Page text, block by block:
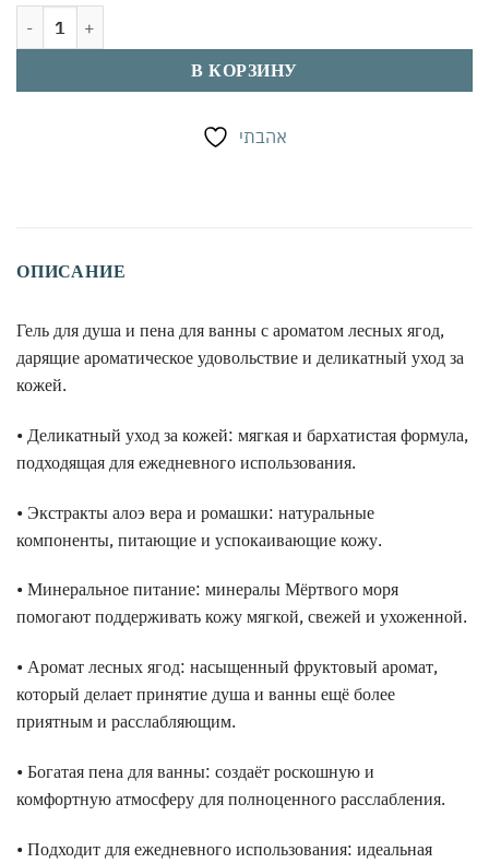
Количество товара Ароматический гель для душа и пена для
В КОРЗИНУ
אהבתי
ОПИСАНИЕ
Гель для душа и пена для ванны с ароматом лесных ягод,
дарящие ароматическое удовольствие и деликатный уход за
кожей.
• Деликатный уход за кожей: мягкая и бархатистая формула,
подходящая для ежедневного использования.
• Экстракты алоэ вера и ромашки: натуральные
компоненты, питающие и успокаивающие кожу.
• Минеральное питание: минералы Мёртвого моря
помогают поддерживать кожу мягкой, свежей и ухоженной.
• Аромат лесных ягод: насыщенный фруктовый аромат,
который делает принятие душа и ванны ещё более
приятным и расслабляющим.
• Богатая пена для ванны: создаёт роскошную и
комфортную атмосферу для полноценного расслабления.
• Подходит для ежедневного использования: идеальная